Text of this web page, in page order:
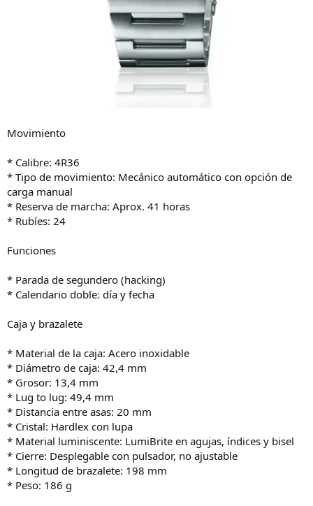
Movimiento
* Calibre: 4R36
* Tipo de movimiento: Mecánico automático con opción de
carga manual
* Reserva de marcha: Aprox. 41 horas
* Rubíes: 24
Funciones
* Parada de segundero (hacking)
* Calendario doble: día y fecha
Caja y brazalete
* Material de la caja: Acero inoxidable
* Diámetro de caja: 42,4 mm
* Grosor: 13,4 mm
* Lug to lug: 49,4 mm
* Distancia entre asas: 20 mm
* Cristal: Hardlex con lupa
* Material luminiscente: LumiBrite en agujas, índices y bisel
* Cierre: Desplegable con pulsador, no ajustable
* Longitud de brazalete: 198 mm
* Peso: 186 g